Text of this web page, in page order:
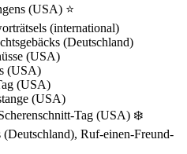
(USA) ⭐️
(international)
(Deutschland)
(USA)
(USA)
(USA)
(USA)
Tag (USA) ❄️
(Deutschland), Ruf-einen-Freund-